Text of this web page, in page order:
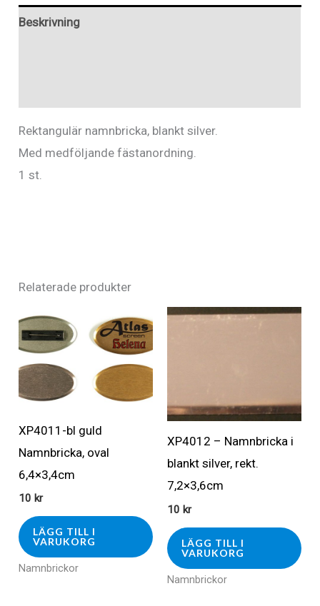
silver
6,2x2,5cm
Beskrivning
Rektangulär namnbricka, blankt silver.
Med medföljande fästanordning.
1 st.
Relaterade produkter
XP4011-bl guld
Namnbricka, oval
6,4×3,4cm
10 kr
LÄGG TILL I
VARUKORG
Namnbrickor
XP4012 – Namnbricka i
blankt silver, rekt.
7,2×3,6cm
10 kr
LÄGG TILL I
VARUKORG
Namnbrickor